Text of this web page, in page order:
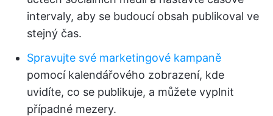
intervaly, aby se budoucí obsah publikoval ve
stejný čas.
Spravujte své marketingové kampaně
pomocí kalendářového zobrazení, kde
uvidíte, co se publikuje, a můžete vyplnit
případné mezery.